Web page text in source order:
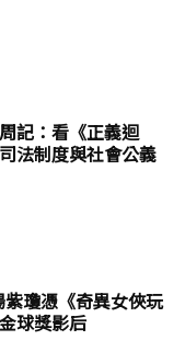
記：看《正義迴
法制度與社會公義
瓊憑《奇異女俠玩
球獎影后